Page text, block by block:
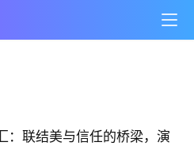
：联结美与信任的桥梁，演